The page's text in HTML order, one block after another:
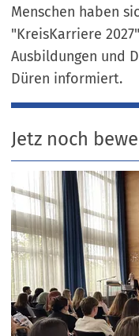
Menschen haben
"KreisKarriere
Ausbildungen und
Düren informiert.
Jetz noch